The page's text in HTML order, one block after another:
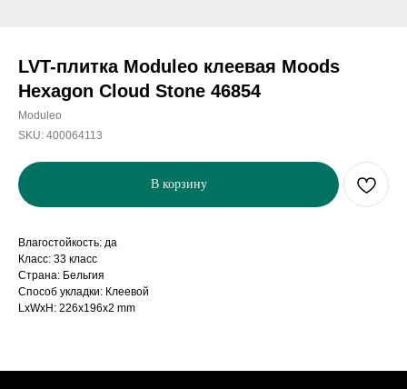
LVT-плитка Moduleo клеевая Moods
Hexagon Cloud Stone 46854
Moduleo
SKU: 400064113
В корзину
Влагостойкость: да
Класс: 33 класс
Страна: Бельгия
Способ укладки: Клеевой
LxWxH: 226x196x2 mm